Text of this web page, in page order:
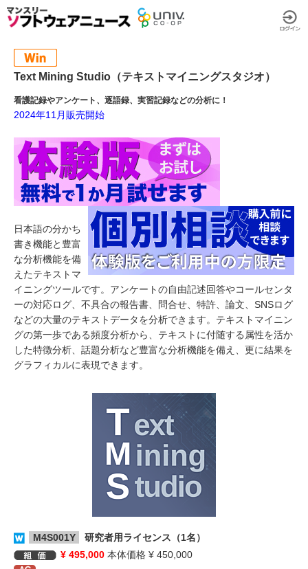
Text Mining Studio（テキストマイニングスタジオ）
看護記録やアンケート、逐語録、実習記録などの分析に！
2024年11月販売開始
日本語の分かち
書き機能と豊富
な分析機能を備
えたテキストマ
イニングツールです。アンケートの自由記述回答やコールセンタ
ーの対応ログ、不具合の報告書、問合せ、特許、論文、SNSログ
などの大量のテキストデータを分析できます。テキストマイニン
グの第一歩である頻度分析から、テキストに付随する属性を活か
した特徴分析、話題分析など豊富な分析機能を備え、更に結果を
グラフィカルに表現できます。
M4S001Y
研究者用ライセンス（1名）
¥ 495,000 本体価格 ¥ 450,000